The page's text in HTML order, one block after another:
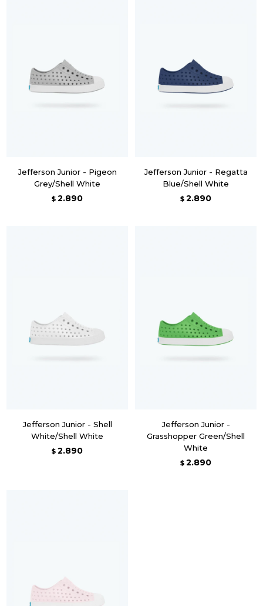
Jefferson Junior - Pigeon
Grey/Shell White
$ 2.890
Jefferson Junior - Regatta
Blue/Shell White
$ 2.890
Jefferson Junior - Shell
White/Shell White
$ 2.890
Jefferson Junior -
Grasshopper Green/Shell
White
$ 2.890